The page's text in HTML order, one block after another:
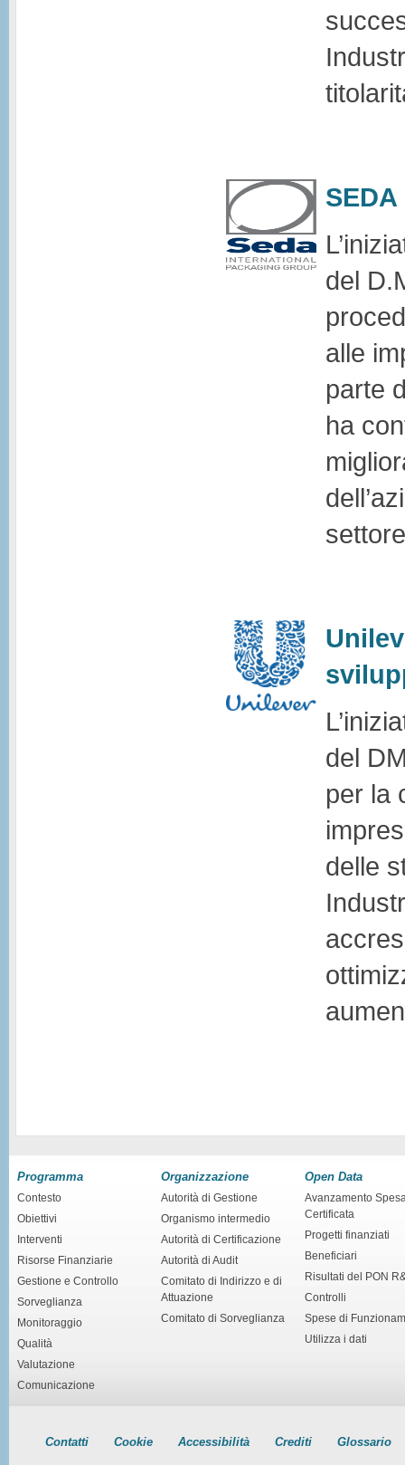
SEDA
del
alle
parte
ha
del
per la
delle
Programma
Contesto
Obiettivi
Interventi
Risorse Finanziarie
Gestione e Controllo
Sorveglianza
Monitoraggio
Qualità
Valutazione
Comunicazione
Organizzazione
Autorità di Gestione
Organismo intermedio
Autorità di Certificazione
Autorità di Audit
Comitato di Indirizzo e di
Attuazione
Comitato di Sorveglianza
Open Data
Avanzamento
Certificata
Progetti finanziati
Beneficiari
Risultati del PON
Controlli
Spese di
Utilizza i dati
Contatti Cookie Accessibilità Crediti Glossario